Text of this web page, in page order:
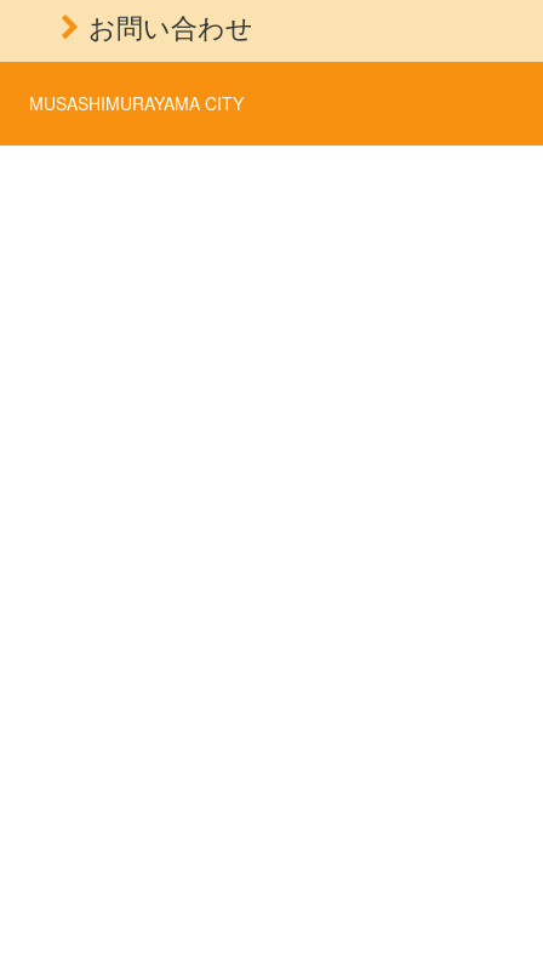
お問い合わせ
MUSASHIMURAYAMA CITY